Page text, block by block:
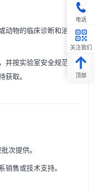
动物的临床诊断和治
按实验室安全规范操
获取。
次提供。
销售或技术支持。
电话
关注我们
顶部